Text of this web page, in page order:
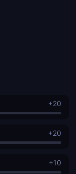
+20
+20
+10